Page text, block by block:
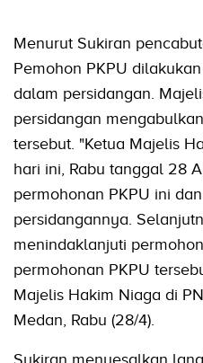
Menurut Sukiran
Pemohon PKPU
dalam persidangan.
persidangan
tersebut. "Ketua Majelis
hari ini, Rabu tanggal 28
permohonan PKPU ini
persidangannya.
menindaklanjuti
permohonan PKPU
Majelis Hakim Niaga di
Medan, Rabu (28/4).